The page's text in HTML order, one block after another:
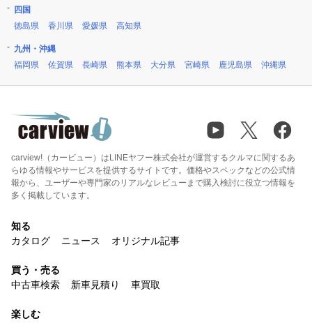
四国
徳島県
香川県 愛媛県 高知県
九州・沖縄
福岡県
佐賀県 長崎県 熊本県 大分県 宮崎県 鹿児島県 沖縄県
carview!（カービュー）はLINEヤフー株式会社が運営するクルマに関するあ
らゆる情報やサービスを提供するサイトです。価格やスペックなどの公式情
報から、ユーザーや専門家のリアルなレビューまで購入検討に役立つ情報を
多く掲載しています。
知る
カタログ
ニュース オリジナル記事
買う・売る
中古車検索
新車見積り 車買取
楽しむ